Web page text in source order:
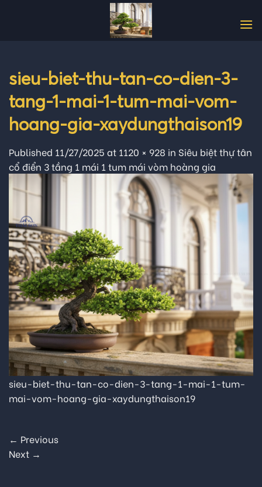
sieu-biet-thu-tan-co-dien-3-
tang-1-mai-1-tum-mai-vom-
hoang-gia-xaydungthaison19
Published 11/27/2025 at 1120 × 928 in Siêu biệt thự tân
cổ điển 3 tầng 1 mái 1 tum mái vòm hoàng gia
sieu-biet-thu-tan-co-dien-3-tang-1-mai-1-tum-
mai-vom-hoang-gia-xaydungthaison19
← Previous
Next →